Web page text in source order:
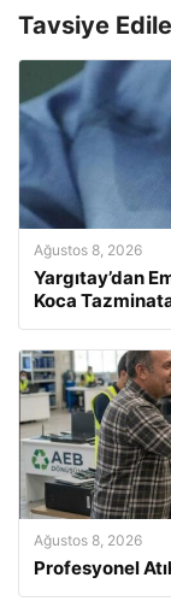
Tavsiye
Ağustos 8, 2026
Yargıtay’dan
Koca
Ağustos 8, 2026
Profesyonel